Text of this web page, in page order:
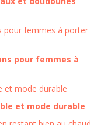
pour femmes à
et mode durable